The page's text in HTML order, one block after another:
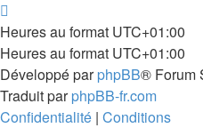
Heures au format UTC+01:00
Heures au format UTC+01:00
Développé parphpBB® Forum
Traduit parphpBB-fr.com
Confidentialité | Conditions